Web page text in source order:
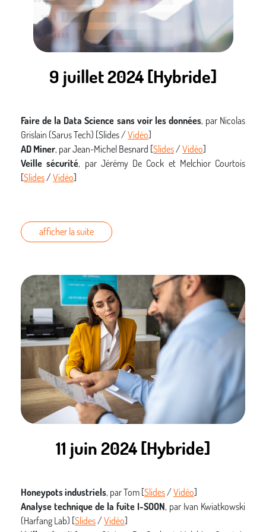
9 juillet 2024 [Hybride]
Faire de la Data Science sans voir les données, par Nicolas
Grislain (Sarus Tech) [Slides /Vidéo]
AD Miner, parJean-Michel Besnard [Slides/Vidéo]
Veille sécurité, par Jérémy De Cock et Melchior Courtois
[Slides/Vidéo]
afficher la suite
11 juin 2024 [Hybride]
Honeypots industriels, parTom [Slides/Vidéo]
Analyse technique de la fuite I-SOON, par Ivan Kwiatkowski
(Harfang Lab) [Slides/Vidéo]